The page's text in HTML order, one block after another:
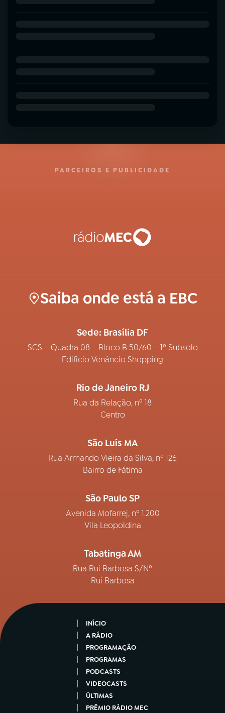
PARCEIROS E PUBLICIDADE
Saiba onde está a EBC
Sede: Brasília DF
SCS – Quadra 08 – Bloco B 50/60 – 1º Subsolo
Edifício Venâncio Shopping
Rio de Janeiro RJ
Rua da Relação, nº 18
Centro
São Luís MA
Rua Armando Vieira da Silva, nº 126
Bairro de Fátima
São Paulo SP
Avenida Mofarrej, nº 1.200
Vila Leopoldina
Tabatinga AM
Rua Rui Barbosa S/Nº
Rui Barbosa
INÍCIO
A RÁDIO
PROGRAMAÇÃO
PROGRAMAS
PODCASTS
VIDEOCASTS
ÚLTIMAS
PRÊMIO RÁDIO MEC